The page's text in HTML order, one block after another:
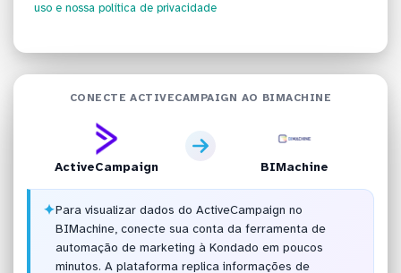
uso e nossa política de privacidade
CONECTE ACTIVECAMPAIGN AO BIMACHINE
ActiveCampaign BIMachine
✦Para visualizar dados do ActiveCampaign no
BIMachine, conecte sua conta da ferramenta de
automação de marketing à Kondado em poucos
minutos. A plataforma replica informações de